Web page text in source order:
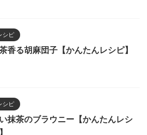
シピ
香る胡麻団子【かんたんレシピ】
シピ
抹茶のブラウニー【かんたんレシ